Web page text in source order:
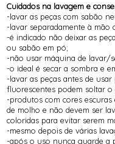
Cuidados na lavagem e
-lavar as peças com sabão
-lavar separadamente à mão
-é indicado não deixar as
ou sabão em pó;
-não usar máquina de lavar/
-o ideal é secar a sombra e
-lavar as peças antes de
fluorescentes podem soltar o
-produtos com cores
de molho e não devem ser
coloridas para evitar serem
-mesmo depois de várias
-após o uso nunca guarde a